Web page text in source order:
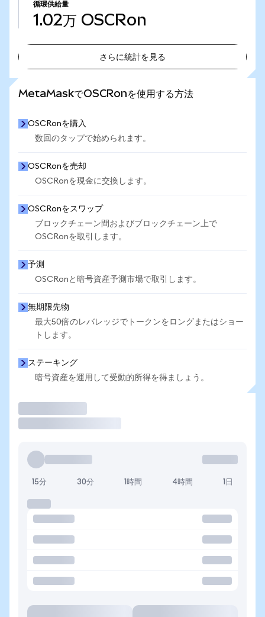
循環供給量
1.02万 OSCRon
さらに統計を見る
MetaMaskでOSCRonを使用する方法
OSCRonを購入
数回のタップで始められます。
OSCRonを売却
OSCRonを現金に交換します。
OSCRonをスワップ
ブロックチェーン間およびブロックチェーン上で
OSCRonを取引します。
予測
OSCRonと暗号資産予測市場で取引します。
無期限先物
最大50倍のレバレッジでトークンをロングまたはショー
トします。
ステーキング
暗号資産を運用して受動的所得を得ましょう。
15分 30分 1時間 4時間 1日